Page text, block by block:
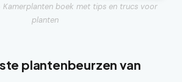
Kamerplanten boek met tips en trucs voor
planten
plantenbeurzen van